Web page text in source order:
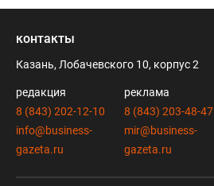
контакты
Казань, Лобачевского 10, корпус 2
редакция
8 (843) 202-12-10
info@business-
gazeta.ru
реклама
8 (843) 203-48-47
mir@business-
gazeta.ru